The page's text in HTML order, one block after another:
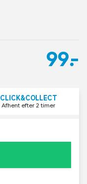
99,-
CLICK&COLLECT
Afhent efter 2 timer